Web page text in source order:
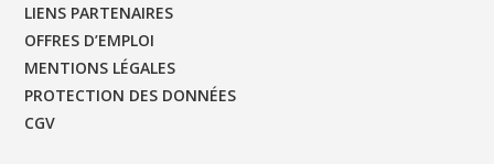
LIENS PARTENAIRES
OFFRES D’EMPLOI
MENTIONS LÉGALES
PROTECTION DES DONNÉES
CGV